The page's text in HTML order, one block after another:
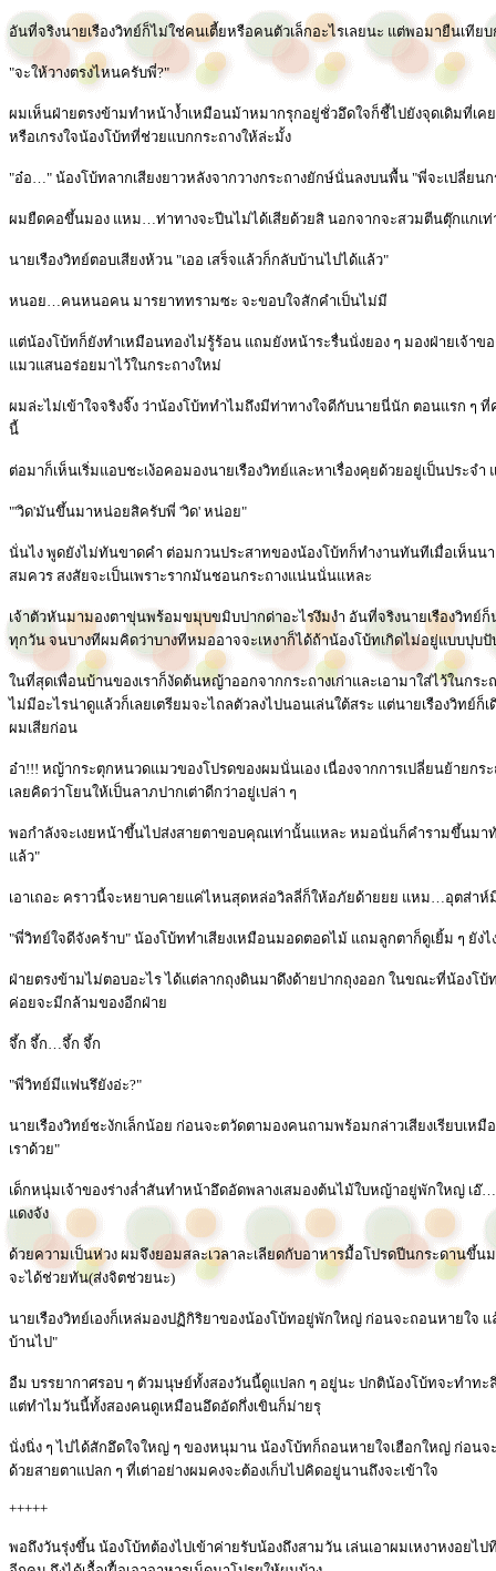
อันที่จริงนายเรืองวิทย์ก็ไม่ใช่คนเตี้ยหรือคนตัวเล็กอะไรเลยนะ แต่พอมายืนเทีย
"จะให้วางตรงไหนครับพี่?"
ผมเห็นฝ่ายตรงข้ามทำหน้าง้ำเหมือนม้าหมากรุกอยู่ชั่วอึดใจก็ชี้ไปยังจุดเดิมที่เค
หรือเกรงใจน้องโบ้ทที่ช่วยแบกกระถางให้ล่ะมั้ง
"อ๋อ…" น้องโบ้ทลากเสียงยาวหลังจากวางกระถางยักษ์นั่นลงบนพื้น "พี่จะเปลี่ยน
ผมยืดคอขึ้นมอง แหม…ท่าทางจะปีนไม่ได้เสียด้วยสิ นอกจากจะสวมตีนตุ๊กแกเท่
นายเรืองวิทย์ตอบเสียงห้วน "เออ เสร็จแล้วก็กลับบ้านไปได้แล้ว"
หนอย…คนหนอคน มารยาททรามซะ จะขอบใจสักคำเป็นไม่มี
แต่น้องโบ้ทก็ยังทำเหมือนทองไม่รู้ร้อน แถมยังหน้าระรื่นนั่งยอง ๆ มองฝ่ายเจ้า
แมวแสนอร่อยมาไว้ในกระถางใหม่
ผมล่ะไม่เข้าใจจริงจิ๊ง ว่าน้องโบ้ททำไมถึงมีท่าทางใจดีกับนายนี่นัก ตอนแรก ๆ
นี้
ต่อมาก็เห็นเริ่มแอบชะเง้อคอมองนายเรืองวิทย์และหาเรื่องคุยด้วยอยู่เป็นประจ
"'วิด'มันขึ้นมาหน่อยสิครับพี่ 'วิด' หน่อย"
นั่นไง พูดยังไม่ทันขาดคำ ต่อมกวนประสาทของน้องโบ้ทก็ทำงานทันทีเมื่อเห็นน
สมควร สงสัยจะเป็นเพราะรากมันชอนกระถางแน่นนั่นแหละ
เจ้าตัวหันมามองตาขุ่นพร้อมขมุบขมิบปากด่าอะไรงึมงำ อันที่จริงนายเรืองวิทย์
ทุกวัน จนบางทีผมคิดว่าบางทีหมออาจจะเหงาก็ได้ถ้าน้องโบ้ทเกิดไม่อยู่แบบปุบ
ในที่สุดเพื่อนบ้านของเราก็งัดต้นหญ้าออกจากกระถางเก่าและเอามาใส่ไว้ในกร
ไม่มีอะไรน่าดูแล้วก็เลยเตรียมจะไถลตัวลงไปนอนเล่นใต้สระ แต่นายเรืองวิทย์ก็
ผมเสียก่อน
อ๋า!!! หญ้ากระตุกหนวดแมวของโปรดของผมนั่นเอง เนื่องจากการเปลี่ยนย้ายกร
เลยคิดว่าโยนให้เป็นลาภปากเต่าดีกว่าอยู่เปล่า ๆ
พอกำลังจะเงยหน้าขึ้นไปส่งสายตาขอบคุณเท่านั้นแหละ หมอนั่นก็คำรามขึ้นมา
แล้ว"
เอาเถอะ คราวนี้จะหยาบคายแค่ไหนสุดหล่อวิลลี่ก็ให้อภัยด้ายยย แหม…อุตส่าห์
"พี่วิทย์ใจดีจังคร้าบ" น้องโบ้ททำเสียงเหมือนมอดตอดไม้ แถมลูกตาก็ดูเยิ้ม ๆ ยัง
ฝ่ายตรงข้ามไม่ตอบอะไร ได้แต่ลากถุงดินมาดึงด้ายปากถุงออก ในขณะที่น้อง
ค่อยจะมีกล้ามของอีกฝ่าย
จึ้ก จึ้ก…จึ้ก จึ้ก
"พี่วิทย์มีแฟนรึยังอ่ะ?"
นายเรืองวิทย์ชะงักเล็กน้อย ก่อนจะตวัดตามองคนถามพร้อมกล่าวเสียงเรียบเห
เราด้วย"
เด็กหนุ่มเจ้าของร่างล่ำสันทำหน้าอึดอัดพลางเสมองต้นไม้ใบหญ้าอยู่พักใหญ่ เ
แดงจัง
ด้วยความเป็นห่วง ผมจึงยอมสละเวลาละเลียดกับอาหารมื้อโปรดปีนกระดานขึ้
จะได้ช่วยทัน(ส่งจิตช่วยนะ)
นายเรืองวิทย์เองก็เหล่มองปฏิกิริยาของน้องโบ้ทอยู่พักใหญ่ ก่อนจะถอนหายใจ
บ้านไป"
อืม บรรยากาศรอบ ๆ ตัวมนุษย์ทั้งสองวันนี้ดูแปลก ๆ อยู่นะ ปกติน้องโบ้ทจะทำท
แต่ทำไมวันนี้ทั้งสองคนดูเหมือนอึดอัดกึ่งเขินก็ม่ายรุ
นั่งนิ่ง ๆ ไปได้สักอึดใจใหญ่ ๆ ของหนุมาน น้องโบ้ทก็ถอนหายใจเฮือกใหญ่ ก่อนจ
ด้วยสายตาแปลก ๆ ที่เต่าอย่างผมคงจะต้องเก็บไปคิดอยู่นานถึงจะเข้าใจ
+++++
พอถึงวันรุ่งขึ้น น้องโบ้ทต้องไปเข้าค่ายรับน้องถึงสามวัน เล่นเอาผมเหงาหงอ